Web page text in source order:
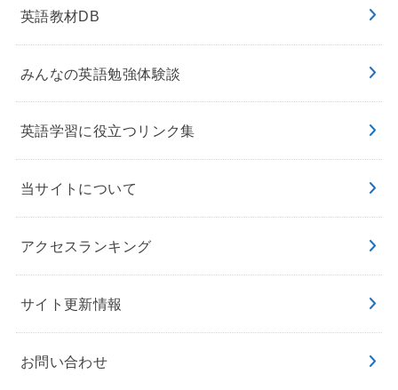
英語教材DB
みんなの英語勉強体験談
英語学習に役立つリンク集
当サイトについて
アクセスランキング
サイト更新情報
お問い合わせ